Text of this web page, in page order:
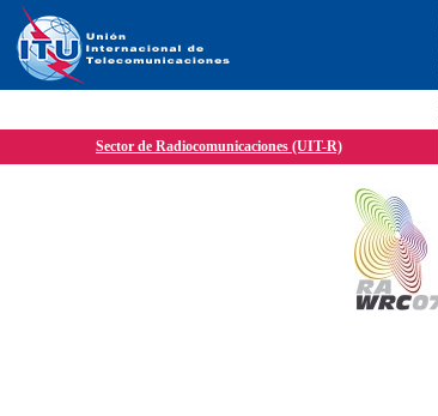
Sector de Radiocomunicaciones (UIT-R)